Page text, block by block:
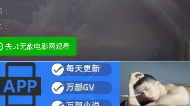
去51无敌电影网观看